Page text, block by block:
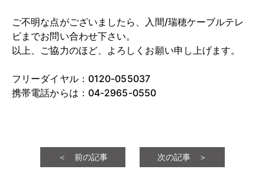
ご不明な点がございましたら、入間/瑞穂ケーブルテレ
ビまでお問い合わせ下さい。
以上、ご協力のほど、よろしくお願い申し上げます。
フリーダイヤル：0120-055037
携帯電話からは：04-2965-0550
＜ 前の記事 次の記事 ＞